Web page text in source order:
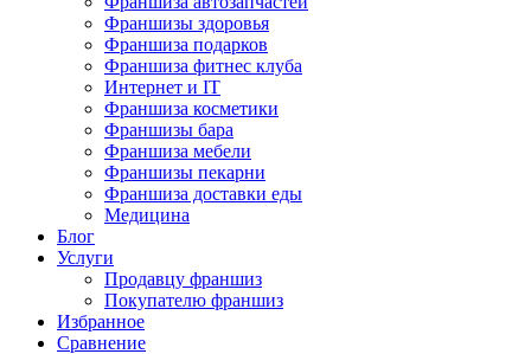
Франшизы здоровья
Франшиза подарков
Франшиза фитнес клуба
Интернет и IT
Франшиза косметики
Франшизы бара
Франшиза мебели
Франшизы пекарни
Франшиза доставки еды
Медицина
Блог
Услуги
Продавцу франшиз
Покупателю франшиз
Избранное
Сравнение